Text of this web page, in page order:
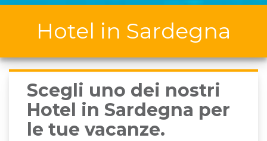
Hotel in Sardegna
Scegli uno dei nostri
Hotel in Sardegna per
le tue vacanze.